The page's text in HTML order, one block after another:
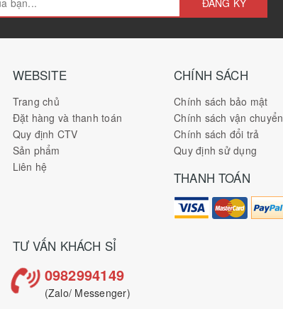
ĐĂNG KÝ
WEBSITE
Trang chủ
Đặt hàng và thanh toán
Quy định CTV
Sản phẩm
Liên hệ
CHÍNH SÁCH
Chính sách bảo mật
Chính sách vận chuyển
Chính sách đổi trả
Quy định sử dụng
THANH TOÁN
TƯ VẤN KHÁCH SỈ
0982994149
(Zalo/ Messenger)